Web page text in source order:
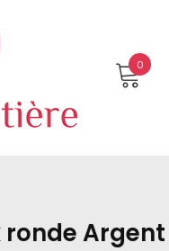
0
ronde Argent